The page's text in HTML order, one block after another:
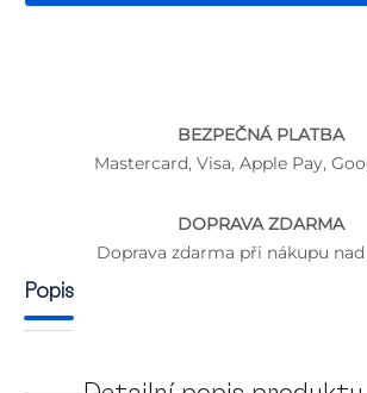
BEZPEČNÁ PLATBA
Mastercard, Visa, Apple Pay,
DOPRAVA ZDARMA
Doprava zdarma při nákupu
Popis